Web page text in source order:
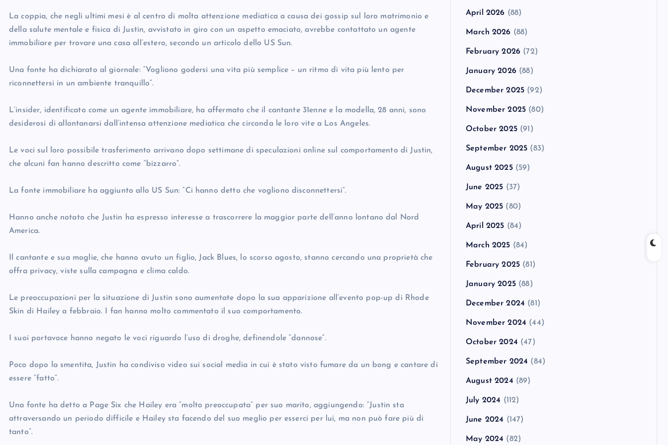
La coppia, che negli ultimi mesi è al centro di molta attenzione mediatica a causa dei gossip sul loro matrimonio e
della salute mentale e fisica di Justin, avvistato in giro con un aspetto emaciato, avrebbe contattato un agente
immobiliare per trovare una casa all’estero, secondo un articolo dello US Sun.
Una fonte ha dichiarato al giornale: “Vogliono godersi una vita più semplice – un ritmo di vita più lento per
riconnettersi in un ambiente tranquillo”.
L’insider, identificato come un agente immobiliare, ha affermato che il cantante 31enne e la modella, 28 anni, sono
desiderosi di allontanarsi dall’intensa attenzione mediatica che circonda le loro vite a Los Angeles.
Le voci sul loro possibile trasferimento arrivano dopo settimane di speculazioni online sul comportamento di Justin,
che alcuni fan hanno descritto come “bizzarro”.
La fonte immobiliare ha aggiunto allo US Sun: “Ci hanno detto che vogliono disconnettersi”.
Hanno anche notato che Justin ha espresso interesse a trascorrere la maggior parte dell’anno lontano dal Nord
America.
Il cantante e sua moglie, che hanno avuto un figlio, Jack Blues, lo scorso agosto, stanno cercando una proprietà che
offra privacy, viste sulla campagna e clima caldo.
Le preoccupazioni per la situazione di Justin sono aumentate dopo la sua apparizione all’evento pop-up di Rhode
Skin di Hailey a febbraio. I fan hanno molto commentato il suo comportamento.
I suoi portavoce hanno negato le voci riguardo l’uso di droghe, definendole “dannose”.
Poco dopo la smentita, Justin ha condiviso video sui social media in cui è stato visto fumare da un bong e cantare di
essere “fatto”.
Una fonte ha detto a Page Six che Hailey era “molto preoccupata” per suo marito, aggiungendo: “Justin sta
attraversando un periodo difficile e Hailey sta facendo del suo meglio per esserci per lui, ma non può fare più di
tanto”.
April 2026 (88)
March 2026 (88)
February 2026 (72)
January 2026(88)
December 2025 (92)
November 2025 (80)
October 2025(91)
September 2025 (83)
August 2025(59)
June 2025 (37)
May 2025 (80)
April 2025 (84)
March 2025 (84)
February 2025 (81)
January 2025(88)
December 2024 (81)
November 2024 (44)
October 2024 (47)
September 2024 (84)
August 2024 (89)
July 2024 (112)
June 2024 (147)
May 2024 (82)